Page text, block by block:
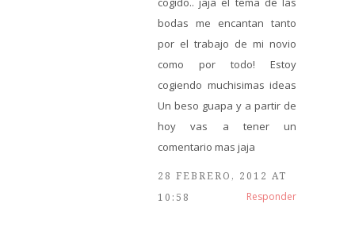
bodas me encantan tanto
por el trabajo de mi novio
como por todo! Estoy
cogiendo muchisimas ideas
Un beso guapa y a partir de
hoy vas a tener un
comentario mas jaja
28 FEBRERO, 2012 AT
10:58
Responder